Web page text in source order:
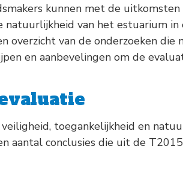
kunnen met de
natuurlijkheid van het estuarium
overzicht van de onderzoeken
en aanbevelingen om de
toegankelijkheid en
aantal conclusies die uit de